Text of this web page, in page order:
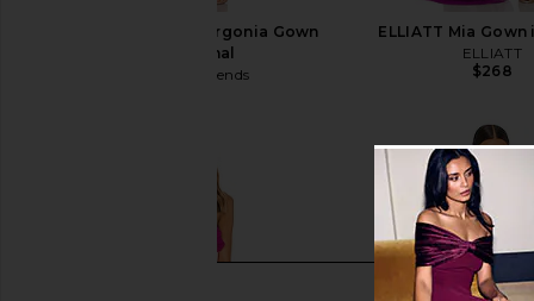
Lovers and Friends Urgonia Gown
in Pink Tonal
Lovers and Friends
ELLIATT Mia
ELLIATT
$268